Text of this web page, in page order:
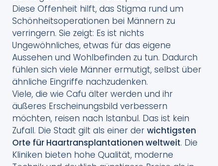
Diese Offenheit hilft, das Stigma rund um
Schönheitsoperationen bei Männern zu
verringern. Sie zeigt: Es ist nichts
Ungewöhnliches, etwas für das eigene
Aussehen und Wohlbefinden zu tun. Dadurch
fühlen sich viele Männer ermutigt, selbst über
ähnliche Eingriffe nachzudenken.
Viele, die wie Cafu älter werden und ihr
äußeres Erscheinungsbild verbessern
möchten, reisen nach Istanbul. Das ist kein
Zufall. Die Stadt gilt als einer der wichtigsten
Orte für Haartransplantationen weltweit. Die
Kliniken bieten hohe Qualität, moderne